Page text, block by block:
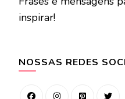
inspirar!
NOSSAS REDES